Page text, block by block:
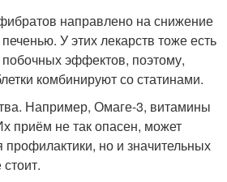
направлено на снижение
У этих лекарств тоже есть
эффектов, поэтому,
комбинируют со статинами.
Например, Омаге-3, витамины
приём не так опасен, может
профилактики, но и значительных